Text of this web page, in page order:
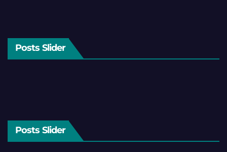
Posts Slider
Posts Slider